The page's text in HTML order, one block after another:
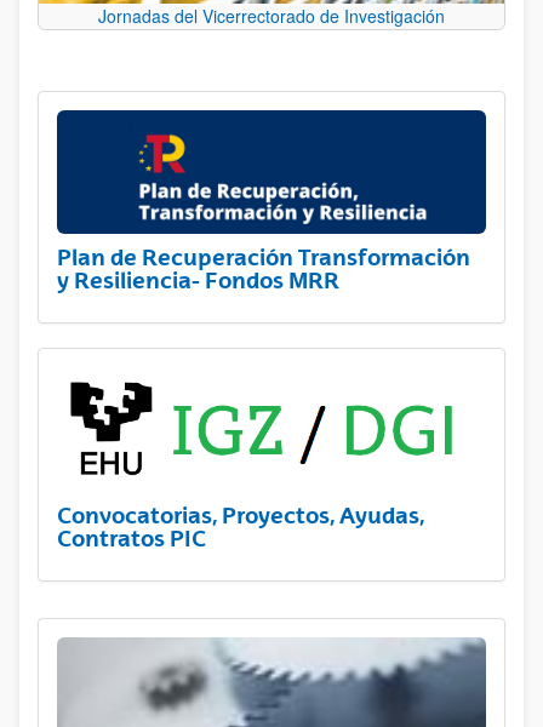
Jornadas del Vicerrectorado de Investigación
Plan de Recuperación Transformación
y Resiliencia- Fondos MRR
Convocatorias, Proyectos, Ayudas,
Contratos PIC